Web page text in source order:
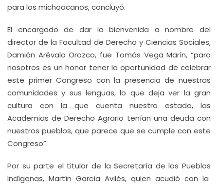
para los michoacanos, concluyó.
El encargado de dar la bienvenida a nombre del
director de la Facultad de Derecho y Ciencias Sociales,
Damián Arévalo Orozco, fue Tomás Vega Marín, “para
nosotros es un honor tener la oportunidad de celebrar
este primer Congreso con la presencia de nuestras
comunidades y sus lenguas, lo que deja ver la gran
cultura con la que cuenta nuestro estado, las
Academias de Derecho Agrario tenían una deuda con
nuestros pueblos, que parece que se cumple con este
Congreso”.
Por su parte el titular de la Secretaría de los Pueblos
Indígenas, Martín García Avilés, quien acudió con la